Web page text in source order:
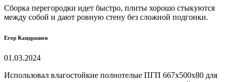
Сборка перегородки идет быстро, плиты хорошо стыкуются
между собой и дают ровную стену без сложной подгонки.
Егор Кандрашов
01.03.2024
Использовал влагостойкие полнотелые ПГП 667х500х80 для